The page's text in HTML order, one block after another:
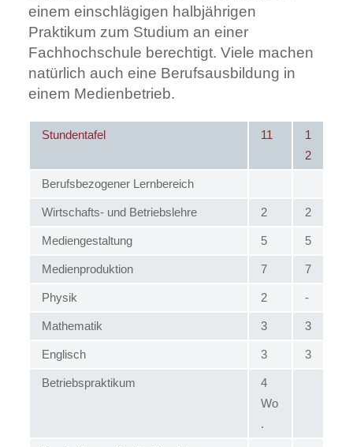
einem einschlägigen halbjährigen
Praktikum zum Studium an einer
Fachhochschule berechtigt. Viele machen
natürlich auch eine Berufsausbildung in
einem Medienbetrieb.
Stundentafel 11
1
2
Berufsbezogener Lernbereich
Wirtschafts- und Betriebslehre 2 2
Mediengestaltung 5 5
Medienproduktion 7 7
Physik 2 -
Mathematik 3 3
Englisch 3 3
Betriebspraktikum
4
Wo
.